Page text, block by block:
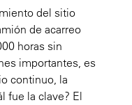
del sitio
de acarreo
horas sin
importantes, es
continuo, la
fue la clave? El